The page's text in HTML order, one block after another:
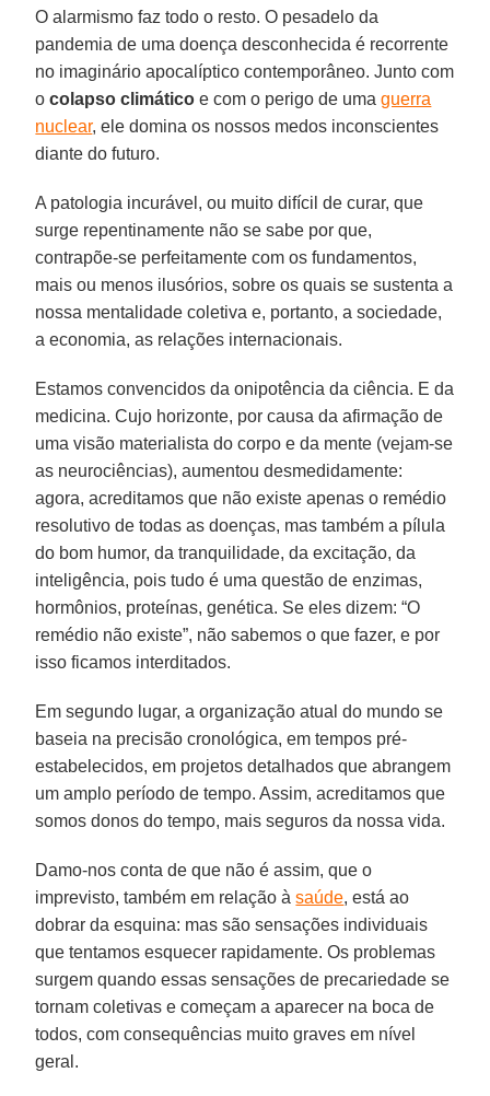
O alarmismo faz todo o resto. O pesadelo da
pandemia de uma doença desconhecida é recorrente
no imaginário apocalíptico contemporâneo. Junto com
ocolapso climático e com o perigo de umaguerra
nuclear, ele domina os nossos medos inconscientes
diante do futuro.
A patologia incurável, ou muito difícil de curar, que
surge repentinamente não se sabe por que,
contrapõe-se perfeitamente com os fundamentos,
mais ou menos ilusórios, sobre os quais se sustenta a
nossa mentalidade coletiva e, portanto, a sociedade,
a economia, as relações internacionais.
Estamos convencidos da onipotência da ciência. E da
medicina. Cujo horizonte, por causa da afirmação de
uma visão materialista do corpo e da mente (vejam-se
as neurociências), aumentou desmedidamente:
agora, acreditamos que não existe apenas o remédio
resolutivo de todas as doenças, mas também a pílula
do bom humor, da tranquilidade, da excitação, da
inteligência, pois tudo é uma questão de enzimas,
hormônios, proteínas, genética. Se eles dizem: “O
remédio não existe”, não sabemos o que fazer, e por
isso ficamos interditados.
Em segundo lugar, a organização atual do mundo se
baseia na precisão cronológica, em tempos pré-
estabelecidos, em projetos detalhados que abrangem
um amplo período de tempo. Assim, acreditamos que
somos donos do tempo, mais seguros da nossa vida.
Damo-nos conta de que não é assim, que o
imprevisto, também em relação àsaúde, está ao
dobrar da esquina: mas são sensações individuais
que tentamos esquecer rapidamente. Os problemas
surgem quando essas sensações de precariedade se
tornam coletivas e começam a aparecer na boca de
todos, com consequências muito graves em nível
geral.